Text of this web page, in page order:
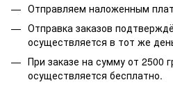
Отправляем наложенным
Отправка заказов
осуществляется в тот же
При заказе на сумму от 2500
осуществляется бесплатно.